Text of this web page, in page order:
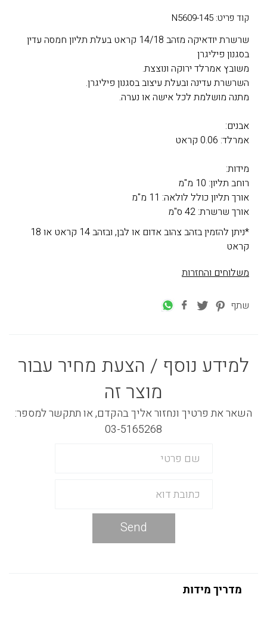
קוד פריט: N5609-145
שרשרת יודאיקה מזהב 14/18 קראט בעלת תליון חמסה עדין
בסגנון פיליגרן
משובץ אמרלד ירוקה ונוצצת.
השרשרת עדינה ובעלת עיצוב בסגנון פיליגרן.
מתנה מושלמת לכל אישה או נערה.
אבנים:
אמרלד: 0.06 קראט
מידות:
רוחב תליון: 10 מ"מ
אורך תליון כולל לולאה: 11 מ"מ
אורך שרשרת: 42 ס"מ
*ניתן להזמין בזהב צהוב אדום או לבן, ובזהב 14 קראט או 18
קראט
משלוחים והחזרות
שתף
למידע נוסף / הצעת מחיר עבור
מוצר זה
השאר את פרטיך ונחזור אליך בהקדם, או תתקשר למספר:
03-5165268
Send
מדריך מידות